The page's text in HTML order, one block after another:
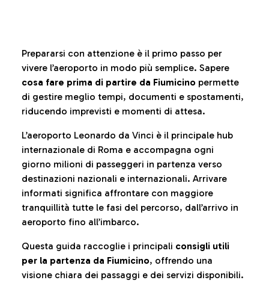
Prepararsi con attenzione è il primo passo per
vivere l’aeroporto in modo più semplice. Sapere
cosa fare prima di partire da Fiumicino permette
di gestire meglio tempi, documenti e spostamenti,
riducendo imprevisti e momenti di attesa.
L’aeroporto Leonardo da Vinci è il principale hub
internazionale di Roma e accompagna ogni
giorno milioni di passeggeri in partenza verso
destinazioni nazionali e internazionali. Arrivare
informati significa affrontare con maggiore
tranquillità tutte le fasi del percorso, dall’arrivo in
aeroporto fino all’imbarco.
Questa guida raccoglie i principali consigli utili
per la partenza da Fiumicino, offrendo una
visione chiara dei passaggi e dei servizi disponibili.